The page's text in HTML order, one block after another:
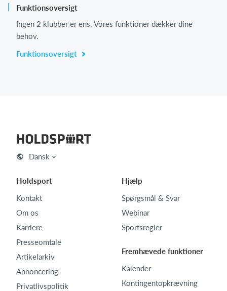
Funktionsoversigt
Ingen 2 klubber er ens. Vores funktioner dækker dine
behov.
Funktionsoversigt
Dansk
Holdsport
Kontakt
Om os
Karriere
Presseomtale
Artikelarkiv
Annoncering
Privatlivspolitik
Hjælp
Spørgsmål & Svar
Webinar
Sportsregler
Fremhævede funktioner
Kalender
Kontingentopkrævning